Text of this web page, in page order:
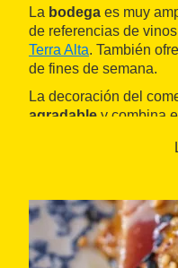
La bodega es muy
de referencias de
Terra Alta. También
de fines de semana.
La decoración del
agradable y combina
paredes de piedra